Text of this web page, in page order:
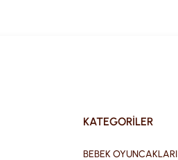
KATEGORİLER
BEBEK OYUNCAKLARI